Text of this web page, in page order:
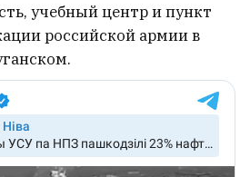
учебный центр и пункт
российской армии в